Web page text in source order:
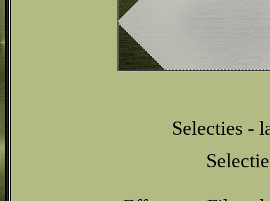
Selecties -